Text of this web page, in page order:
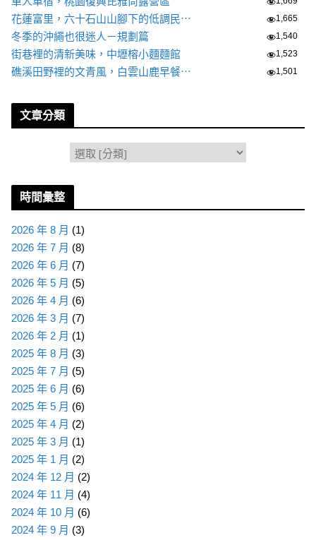
花蓮富里，六十石山山腳下的低調民⋯ 1,665
冬季的沖繩也很迷人－規劃篇 1,540
街巷裡的清新美味，中壢榕小麵麵館 1,523
礁溪田野裡的文青風，白雲山鹿早餐⋯ 1,501
文章分類
分
時間彙整
2026 年 8 月 (1)
2026 年 7 月 (8)
2026 年 6 月 (7)
2026 年 5 月 (5)
2026 年 4 月 (6)
2026 年 3 月 (7)
2026 年 2 月 (1)
2025 年 8 月 (3)
2025 年 7 月 (5)
2025 年 6 月 (6)
2025 年 5 月 (6)
2025 年 4 月 (2)
2025 年 3 月 (1)
2025 年 1 月 (2)
2024 年 12 月 (2)
2024 年 11 月 (4)
2024 年 10 月 (6)
2024 年 9 月 (3)